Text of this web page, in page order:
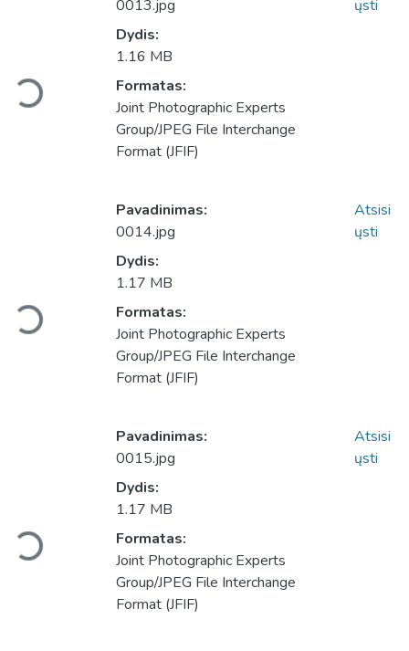
Įkeliama...
0013.jpg
Dydis:
1.16 MB
Formatas:
Joint Photographic Experts
Group/JPEG File Interchange
Format (JFIF)
ųsti
Įkeliama...
Pavadinimas:
0014.jpg
Dydis:
1.17 MB
Formatas:
Joint Photographic Experts
Group/JPEG File Interchange
Format (JFIF)
Atsisi
ųsti
Įkeliama...
Pavadinimas:
0015.jpg
Dydis:
1.17 MB
Formatas:
Joint Photographic Experts
Group/JPEG File Interchange
Format (JFIF)
Atsisi
ųsti